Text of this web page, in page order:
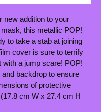
new addition to your
this metallic POP!
to take a stab at joining
cover is sure to terrify
a jump scare! POP!
backdrop to ensure
of protective
cm W x 27.4 cm H